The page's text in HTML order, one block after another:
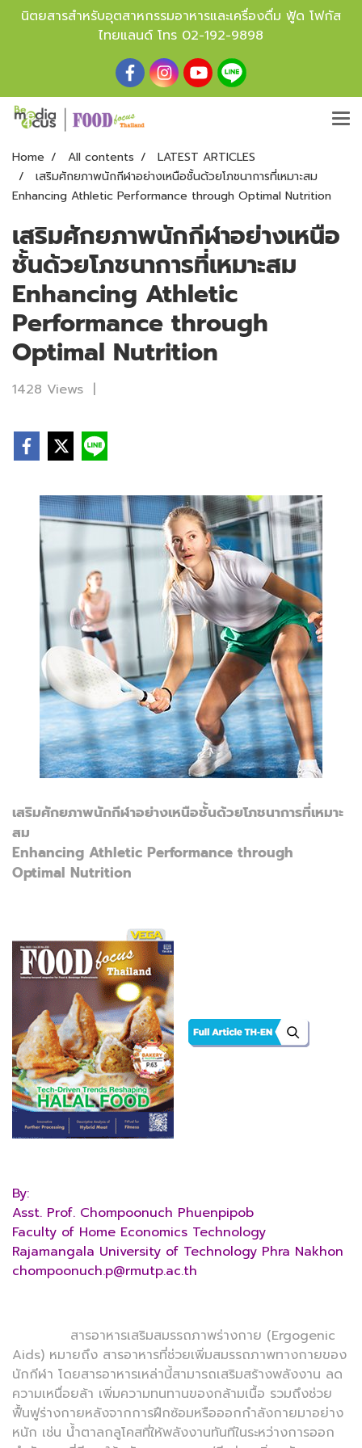
นิตยสารสำหรับอุตสาหกรรมอาหารและเครื่องดื่ม ฟู้ด โฟกัส
ไทยแลนด์ โทร 02-192-9898
Home All contents
LATEST ARTICLES
เสริมศักยภาพนักกีฬาอย่างเหนือชั้นด้วยโภชนาการที่เหมาะสม
Enhancing Athletic Performance through Optimal Nutrition
เสริมศักยภาพนักกีฬาอย่างเหนือ
ชั้นด้วยโภชนาการที่เหมาะสม
Enhancing Athletic
Performance through
Optimal Nutrition
1428 Views |
เสริมศักยภาพนักกีฬาอย่างเหนือชั้นด้วยโภชนาการที่เหมาะ
สม
Enhancing Athletic Performance through
Optimal Nutrition
By:
Asst. Prof. Chompoonuch Phuenpipob
Faculty of Home Economics Technology
Rajamangala University of Technology Phra Nakhon
chompoonuch.p@rmutp.ac.th
สารอาหารเสริมสมรรถภาพร่างกาย (Ergogenic
Aids) หมายถึง สารอาหารที่ช่วยเพิ่มสมรรถภาพทางกายของ
นักกีฬา โดยสารอาหารเหล่านี้สามารถเสริมสร้างพลังงาน ลด
ความเหนื่อยล้า เพิ่มความทนทานของกล้ามเนื้อ รวมถึงช่วย
ฟื้นฟูร่างกายหลังจากการฝึกซ้อมหรือออกกำลังกายมาอย่าง
หนัก เช่น น้ำตาลกลูโคสที่ให้พลังงานทันทีในระหว่างการออก